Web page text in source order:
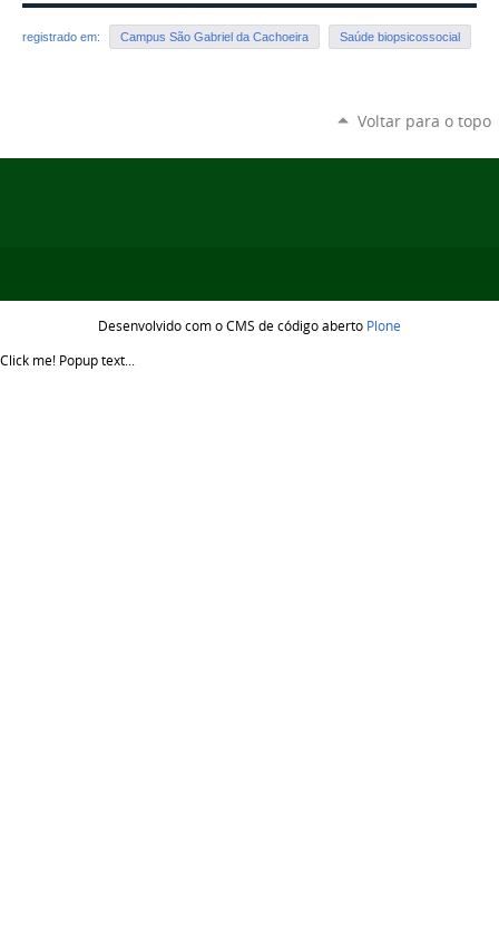
registrado em: Campus São Gabriel da Cachoeira Saúde biopsicossocial
Voltar para o topo
Desenvolvido com o CMS de código aberto Plone
Click me! Popup text...